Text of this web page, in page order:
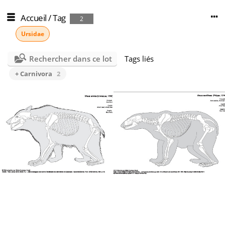
Accueil/Tag
2
Ursidae
Rechercher dans ce lot Tags liés
+ Carnivora 2